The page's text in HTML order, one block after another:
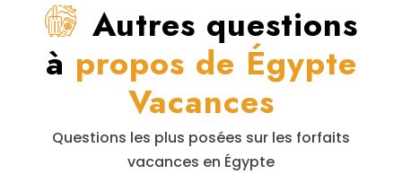
Autres questions
à propos de Égypte
Vacances
Questions les plus posées sur les forfaits
vacances en Égypte